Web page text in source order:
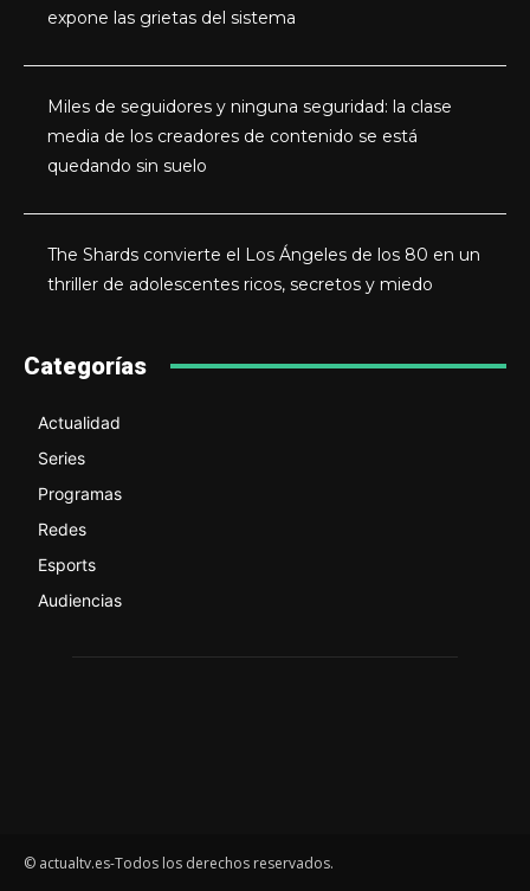
expone las grietas del sistema
Miles de seguidores y ninguna seguridad: la clase
media de los creadores de contenido se está
quedando sin suelo
The Shards convierte el Los Ángeles de los 80 en un
thriller de adolescentes ricos, secretos y miedo
Categorías
Actualidad
Series
Programas
Redes
Esports
Audiencias
© actualtv.es-Todos los derechos reservados.